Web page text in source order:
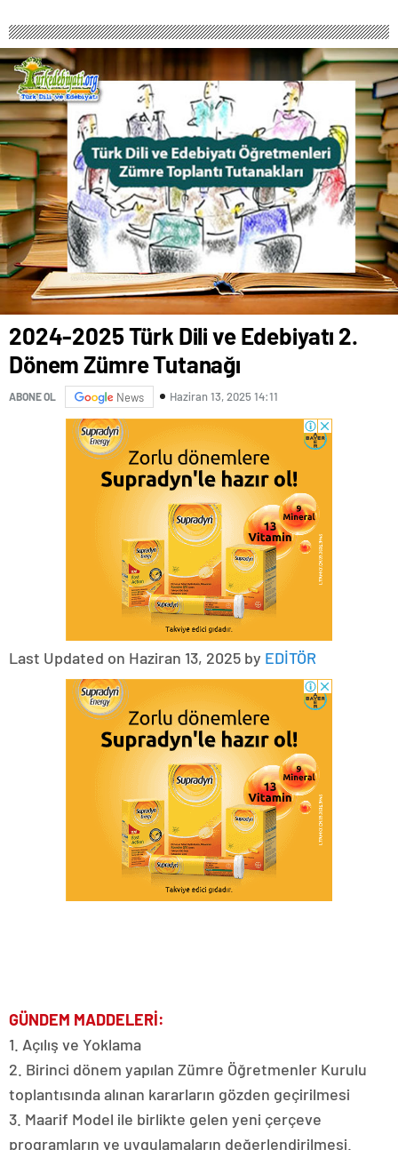
2024-2025 Türk Dili ve Edebiyatı 2.
Dönem Zümre Tutanağı
ABONE OL News Haziran 13, 2025 14:11
Last Updated on Haziran 13, 2025 by EDİTÖR
GÜNDEM MADDELERİ:
1. Açılış ve Yoklama
2. Birinci dönem yapılan Zümre Öğretmenler Kurulu
toplantısında alınan kararların gözden geçirilmesi
3. Maarif Model ile birlikte gelen yeni çerçeve
programların ve uygulamaların değerlendirilmesi.